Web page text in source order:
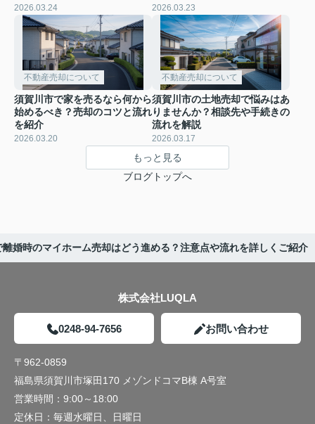
2026.03.24 2026.03.23
不動産売却について
須賀川市で家を売るなら何から
始めるべき？売却のコツと流れ
を紹介
2026.03.20
不動産売却について
須賀川市の土地売却で悩みはあ
りませんか？相談先や手続きの
流れを解説
2026.03.17
もっと見る
ブログトップへ
離婚時のマイホーム売却はどう進める？注意点や流れを詳しくご紹介
株式会社LUQLA
0248-94-7656 お問い合わせ
〒962-0859
福島県須賀川市塚田170 メゾンドコマB棟 A号室
営業時間： 9:00～18:00
定休日： 毎週水曜日、日曜日